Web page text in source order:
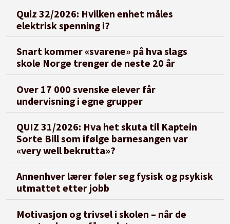
Quiz 32/2026: Hvilken enhet måles
elektrisk spenning i?
Snart kommer «svarene» på hva slags
skole Norge trenger de neste 20 år
Over 17 000 svenske elever får
undervisning i egne grupper
QUIZ 31/2026: Hva het skuta til Kaptein
Sorte Bill som ifølge barnesangen var
«very well bekrutta»?
Annenhver lærer føler seg fysisk og psykisk
utmattet etter jobb
Motivasjon og trivsel i skolen – når de